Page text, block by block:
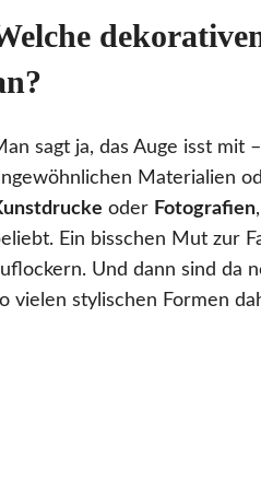
sagt ja, das Auge isst mit
Materialien
oder Fotografien
Ein bisschen Mut zur
Und dann sind da
vielen stylischen Formen